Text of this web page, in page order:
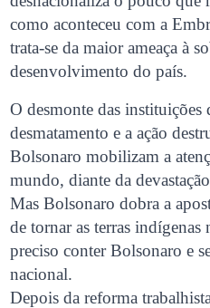
como aconteceu com a
trata-se da maior ameaça à
desenvolvimento do país.
O desmonte das instituições
desmatamento e a ação
Bolsonaro mobilizam a
mundo, diante da
Mas Bolsonaro dobra a
de tornar as terras indígenas
preciso conter Bolsonaro e
nacional.
Depois da reforma